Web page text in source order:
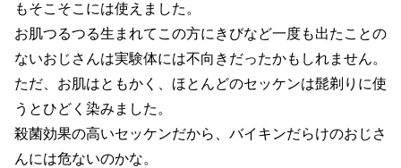
もそこそこには使えました。
お肌つるつる生まれてこの方にきびなど一度も出たことの
ないおじさんは実験体には不向きだったかもしれません。
ただ、お肌はともかく、ほとんどのセッケンは髭剃りに使
うとひどく染みました。
殺菌効果の高いセッケンだから、バイキンだらけのおじさ
んには危ないのかな。